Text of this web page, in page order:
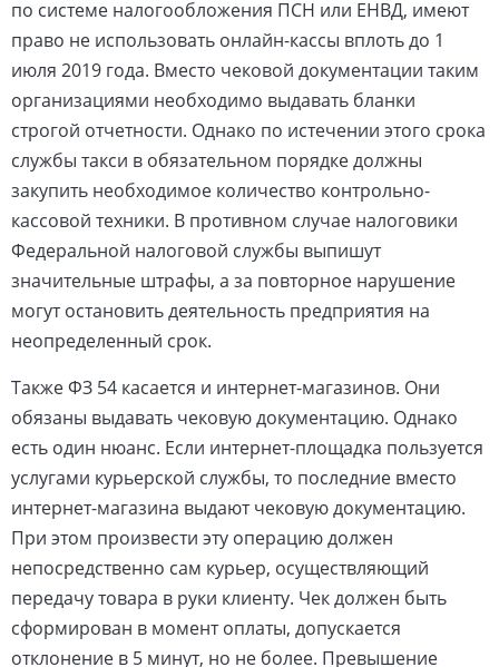
по системе налогообложения ПСН или ЕНВД, имеют
право не использовать онлайн-кассы вплоть до 1
июля 2019 года. Вместо чековой документации таким
организациями необходимо выдавать бланки
строгой отчетности. Однако по истечении этого срока
службы такси в обязательном порядке должны
закупить необходимое количество контрольно-
кассовой техники. В противном случае налоговики
Федеральной налоговой службы выпишут
значительные штрафы, а за повторное нарушение
могут остановить деятельность предприятия на
неопределенный срок.
Также ФЗ 54 касается и интернет-магазинов. Они
обязаны выдавать чековую документацию. Однако
есть один нюанс. Если интернет-площадка пользуется
услугами курьерской службы, то последние вместо
интернет-магазина выдают чековую документацию.
При этом произвести эту операцию должен
непосредственно сам курьер, осуществляющий
передачу товара в руки клиенту. Чек должен быть
сформирован в момент оплаты, допускается
отклонение в 5 минут, но не более. Превышение